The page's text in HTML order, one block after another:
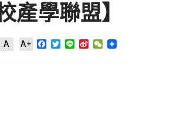
產學聯盟】
A A+ Facebook
Twitter
Line Sina WeChat